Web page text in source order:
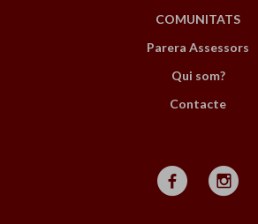
COMUNITATS
Parera Assessors
Qui som?
Contacte